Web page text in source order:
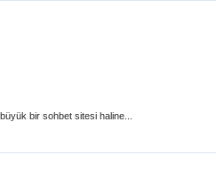
bir sohbet sitesi haline...